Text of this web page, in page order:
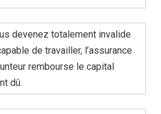
devenez totalement invalide
de travailler, l’assurance
rembourse le capital
dû.